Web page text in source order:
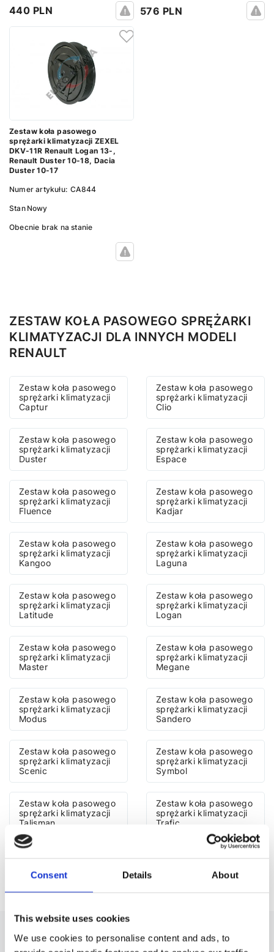
Consent Details About
This website uses cookies
We use cookies to personalise content and ads, to
440 PLN 576 PLN
Zestaw koła pasowego
sprężarki klimatyzacji ZEXEL
DKV-11R Renault Logan 13-,
Renault Duster 10-18, Dacia
Duster 10-17
Numer artykułu: CA844
Stan Nowy
Obecnie brak na stanie
ZESTAW KOŁA PASOWEGO SPRĘŻARKI
KLIMATYZACJI DLA INNYCH MODELI
RENAULT
Zestaw koła pasowego
sprężarki klimatyzacji
Captur
Zestaw koła pasowego
sprężarki klimatyzacji
Clio
Zestaw koła pasowego
sprężarki klimatyzacji
Duster
Zestaw koła pasowego
sprężarki klimatyzacji
Espace
Zestaw koła pasowego
sprężarki klimatyzacji
Fluence
Zestaw koła pasowego
sprężarki klimatyzacji
Kadjar
Zestaw koła pasowego
sprężarki klimatyzacji
Kangoo
Zestaw koła pasowego
sprężarki klimatyzacji
Laguna
Zestaw koła pasowego
sprężarki klimatyzacji
Latitude
Zestaw koła pasowego
sprężarki klimatyzacji
Logan
Zestaw koła pasowego
sprężarki klimatyzacji
Master
Zestaw koła pasowego
sprężarki klimatyzacji
Megane
Zestaw koła pasowego
sprężarki klimatyzacji
Modus
Zestaw koła pasowego
sprężarki klimatyzacji
Sandero
Zestaw koła pasowego
sprężarki klimatyzacji
Scenic
Zestaw koła pasowego
sprężarki klimatyzacji
Symbol
Zestaw koła pasowego
sprężarki klimatyzacji
Talisman
Zestaw koła pasowego
sprężarki klimatyzacji
Trafic
Twingo
ZESTAW KOŁA PASOWEGO SPRĘŻARKI